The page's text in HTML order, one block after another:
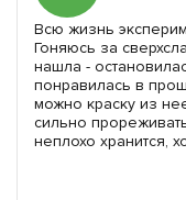
Всю жизнь
Гоняюсь за
нашла -
понравилась в
можно краску из
сильно
неплохо хранится,